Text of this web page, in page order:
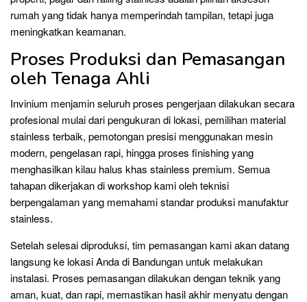
rumah yang tidak hanya memperindah tampilan, tetapi juga
meningkatkan keamanan.
Proses Produksi dan Pemasangan
oleh Tenaga Ahli
Invinium menjamin seluruh proses pengerjaan dilakukan secara
profesional mulai dari pengukuran di lokasi, pemilihan material
stainless terbaik, pemotongan presisi menggunakan mesin
modern, pengelasan rapi, hingga proses finishing yang
menghasilkan kilau halus khas stainless premium. Semua
tahapan dikerjakan di workshop kami oleh teknisi
berpengalaman yang memahami standar produksi manufaktur
stainless.
Setelah selesai diproduksi, tim pemasangan kami akan datang
langsung ke lokasi Anda di Bandungan untuk melakukan
instalasi. Proses pemasangan dilakukan dengan teknik yang
aman, kuat, dan rapi, memastikan hasil akhir menyatu dengan